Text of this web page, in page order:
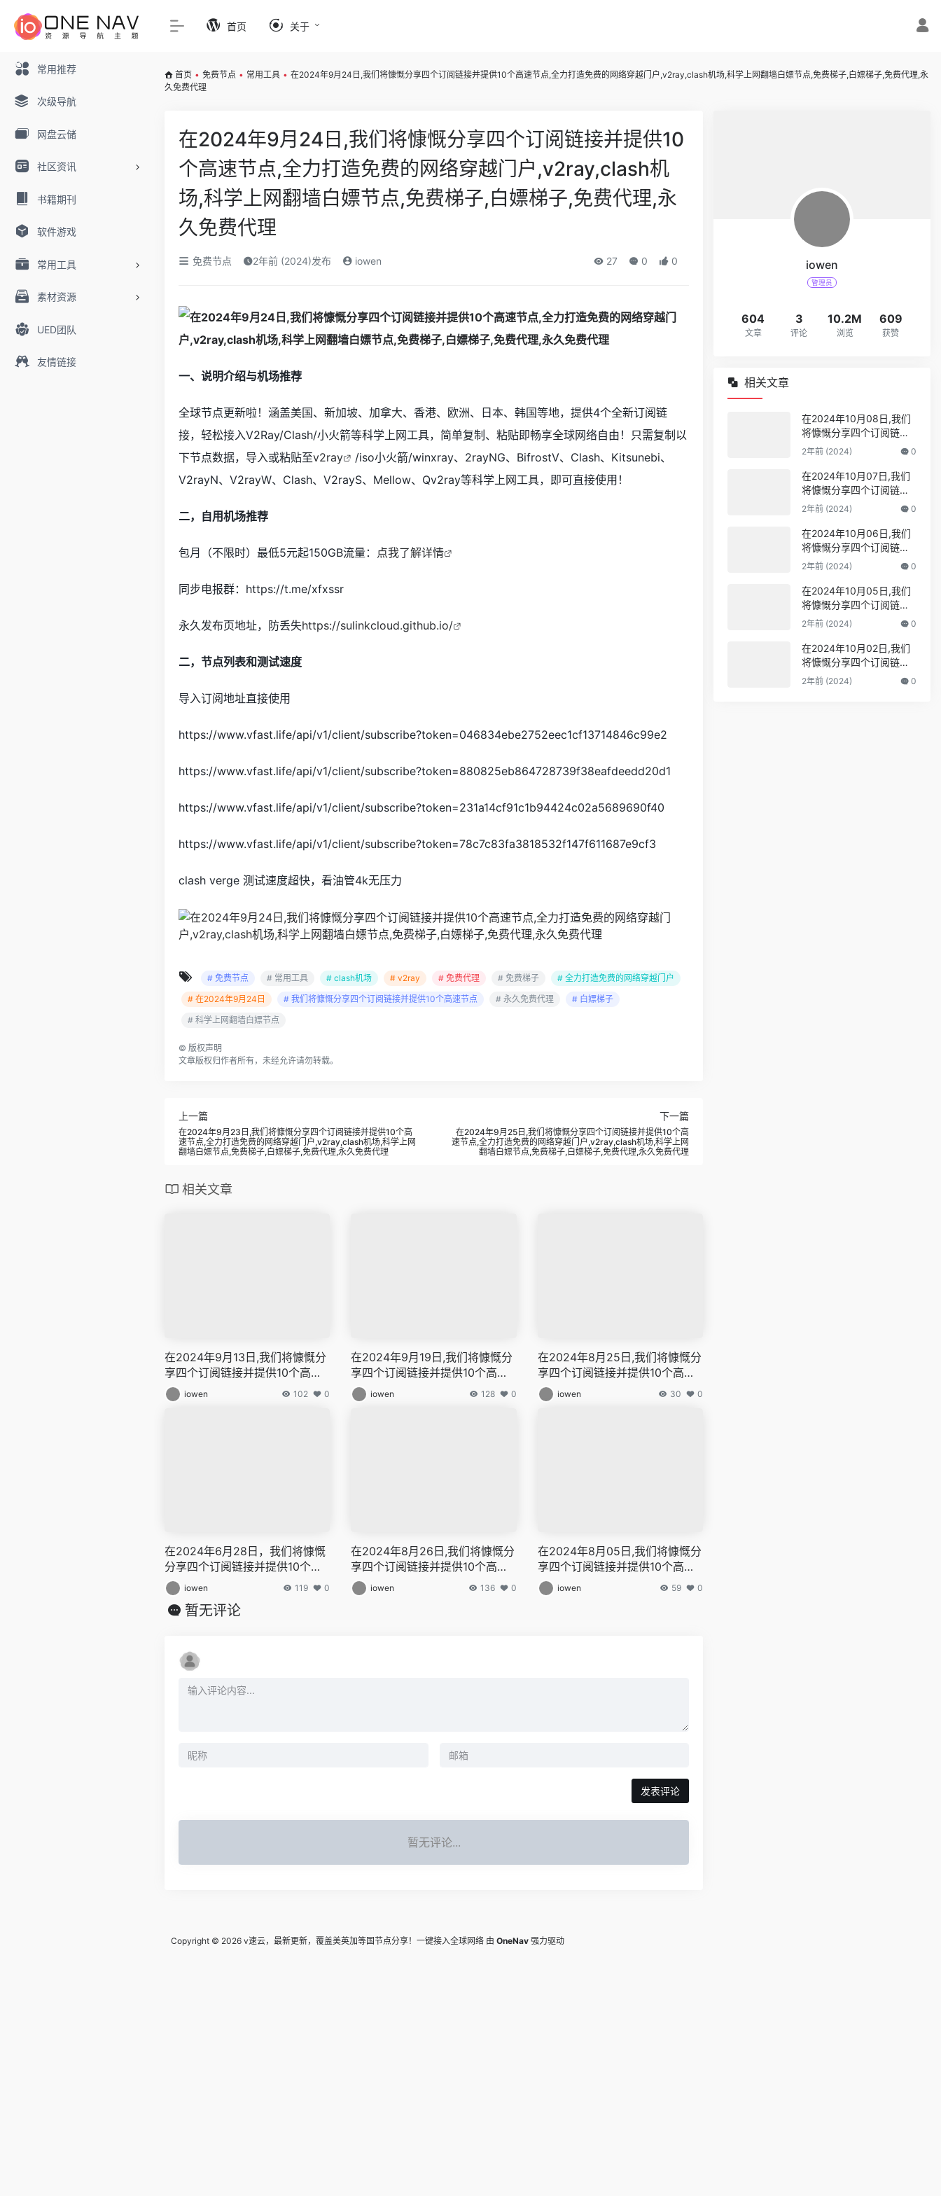
常用推荐
次级导航
网盘云储
社区资讯
书籍期刊
软件游戏
常用工具
素材资源
UED团队
友情链接
首页 关于
首页 • 免费节点 • 常用工具 • 在2024年9月24日,我们将慷慨分享四个订阅链接并提供10个高速节点,全力打造免费的网络穿越门户,v2ray,clash机场,科学上网翻墙白嫖节点,免费梯子,白嫖梯子,免费代理,永
久免费代理
在2024年9月24日,我们将慷慨分享四个订阅链接并提供10
个高速节点,全力打造免费的网络穿越门户,v2ray,clash机
场,科学上网翻墙白嫖节点,免费梯子,白嫖梯子,免费代理,永
久免费代理
免费节点 2年前 (2024)发布 iowen 27 0 0
一、说明介绍与机场推荐
全球节点更新啦！涵盖美国、新加坡、加拿大、香港、欧洲、日本、韩国等地，提供4个全新订阅链
接，轻松接入V2Ray/Clash/小火箭等科学上网工具，简单复制、粘贴即畅享全球网络自由！只需复制以
下节点数据，导入或粘贴至v2ray
/iso小火箭/winxray、2rayNG、BifrostV、Clash、Kitsunebi、
V2rayN、V2rayW、Clash、V2rayS、Mellow、Qv2ray等科学上网工具，即可直接使用！
二，自用机场推荐
包月（不限时）最低5元起150GB流量： 点我了解详情
同步电报群：https://t.me/xfxssr
永久发布页地址，防丢失https://sulinkcloud.github.io/
二，节点列表和测试速度
导入订阅地址直接使用
https://www.vfast.life/api/v1/client/subscribe?token=046834ebe2752eec1cf13714846c99e2
https://www.vfast.life/api/v1/client/subscribe?token=880825eb864728739f38eafdeedd20d1
https://www.vfast.life/api/v1/client/subscribe?token=231a14cf91c1b94424c02a5689690f40
https://www.vfast.life/api/v1/client/subscribe?token=78c7c83fa3818532f147f611687e9cf3
clash verge 测试速度超快，看油管4k无压力
# 免费节点 # 常用工具 # clash机场 # v2ray # 免费代理 # 免费梯子
# 全力打造免费的网络穿越门户
# 在2024年9月24日
# 我们将慷慨分享四个订阅链接并提供10个高速节点 # 永久免费代理
# 白嫖梯子
# 科学上网翻墙白嫖节点
© 版权声明
文章版权归作者所有，未经允许请勿转载。
上一篇
在2024年9月23日,我们将慷慨分享四个订阅链接并提供10个高
速节点,全力打造免费的网络穿越门户,v2ray,clash机场,科学上网
翻墙白嫖节点,免费梯子,白嫖梯子,免费代理,永久免费代理
下一篇
在2024年9月25日,我们将慷慨分享四个订阅链接并提供10个高
速节点,全力打造免费的网络穿越门户,v2ray,clash机场,科学上网
翻墙白嫖节点,免费梯子,白嫖梯子,免费代理,永久免费代理
相关文章
在2024年9月13日,我们将慷慨分
享四个订阅链接并提供10个高速
节点,全力打造免费的网络穿越门
户,v2ray,clash机场,科学上网翻
iowen 102 0
在2024年9月19日,我们将慷慨分
享四个订阅链接并提供10个高速
节点,全力打造免费的网络穿越门
户,v2ray,clash机场,科学上网翻
iowen 128 0
在2024年8月25日,我们将慷慨分
享四个订阅链接并提供10个高速
节点,全力打造免费的网络穿越门
户,v2ray,clash机场,科学上网翻
iowen 30 0
在2024年6月28日，我们将慷慨
分享四个订阅链接并提供10个高
速节点，全力打造免费的网络穿
越门户。借助V2Ray与VPN，我
们为您带来高效的连接点，助您
具，确保您能秒速连接至高速服
务器，畅游全球互联网。大力送
出V2Ray免费节点，完美适配小
验。现在，轻松访问高品质的代
iowen 119 0
在2024年8月26日,我们将慷慨分
享四个订阅链接并提供10个高速
节点,全力打造免费的网络穿越门
户,v2ray,clash机场,科学上网翻
iowen 136 0
在2024年8月05日,我们将慷慨分
享四个订阅链接并提供10个高速
节点,全力打造免费的网络穿越门
户,v2ray,clash机场,科学上网翻
iowen 59 0
暂无评论
发表评论
暂无评论...
iowen
管理员
604
文章
3
评论
10.2M
浏览
609
获赞
相关文章
在2024年10月08日,我们
将慷慨分享四个订阅链接
并提供10个高速节点,全力
v2ray,clash机场,科学上网
翻墙白嫖节点,免费梯子,白
嫖梯子,免费代理,永久免费
代理
2年前 (2024) 0
在2024年10月07日,我们
将慷慨分享四个订阅链接
并提供10个高速节点,全力
v2ray,clash机场,科学上网
翻墙白嫖节点,免费梯子,白
嫖梯子,免费代理,永久免费
代理
2年前 (2024) 0
在2024年10月06日,我们
将慷慨分享四个订阅链接
并提供10个高速节点,全力
v2ray,clash机场,科学上网
翻墙白嫖节点,免费梯子,白
嫖梯子,免费代理,永久免费
代理
2年前 (2024) 0
在2024年10月05日,我们
将慷慨分享四个订阅链接
并提供10个高速节点,全力
v2ray,clash机场,科学上网
翻墙白嫖节点,免费梯子,白
嫖梯子,免费代理,永久免费
代理
2年前 (2024) 0
在2024年10月02日,我们
将慷慨分享四个订阅链接
并提供10个高速节点,全力
2年前 (2024) 0
Copyright © 2026 v速云，最新更新，覆盖美英加等国节点分享！一键接入全球网络 由 OneNav 强力驱动